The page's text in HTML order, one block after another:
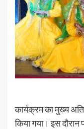
कार्यक्रम का मुख्य
किया गया। इस दौरान